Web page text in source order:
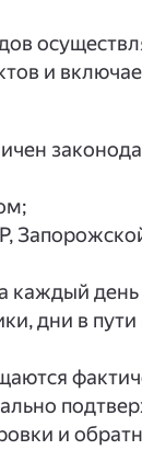
и
каждый
дни в
и